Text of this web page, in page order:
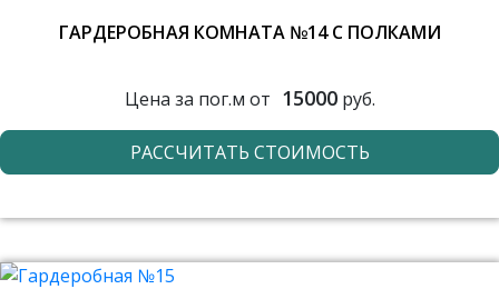
ГАРДЕРОБНАЯ КОМНАТА №14 С ПОЛКАМИ
Цена за пог.м от 15000руб.
РАССЧИТАТЬ СТОИМОСТЬ